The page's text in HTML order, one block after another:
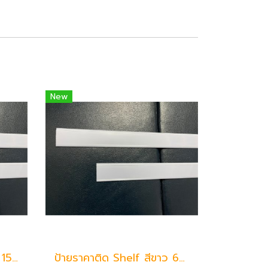
ป้ายราคาติด Shelf สีขาว 150 ซม.
New
ป้ายราคาติด Shelf สีขาว 60 ซม.